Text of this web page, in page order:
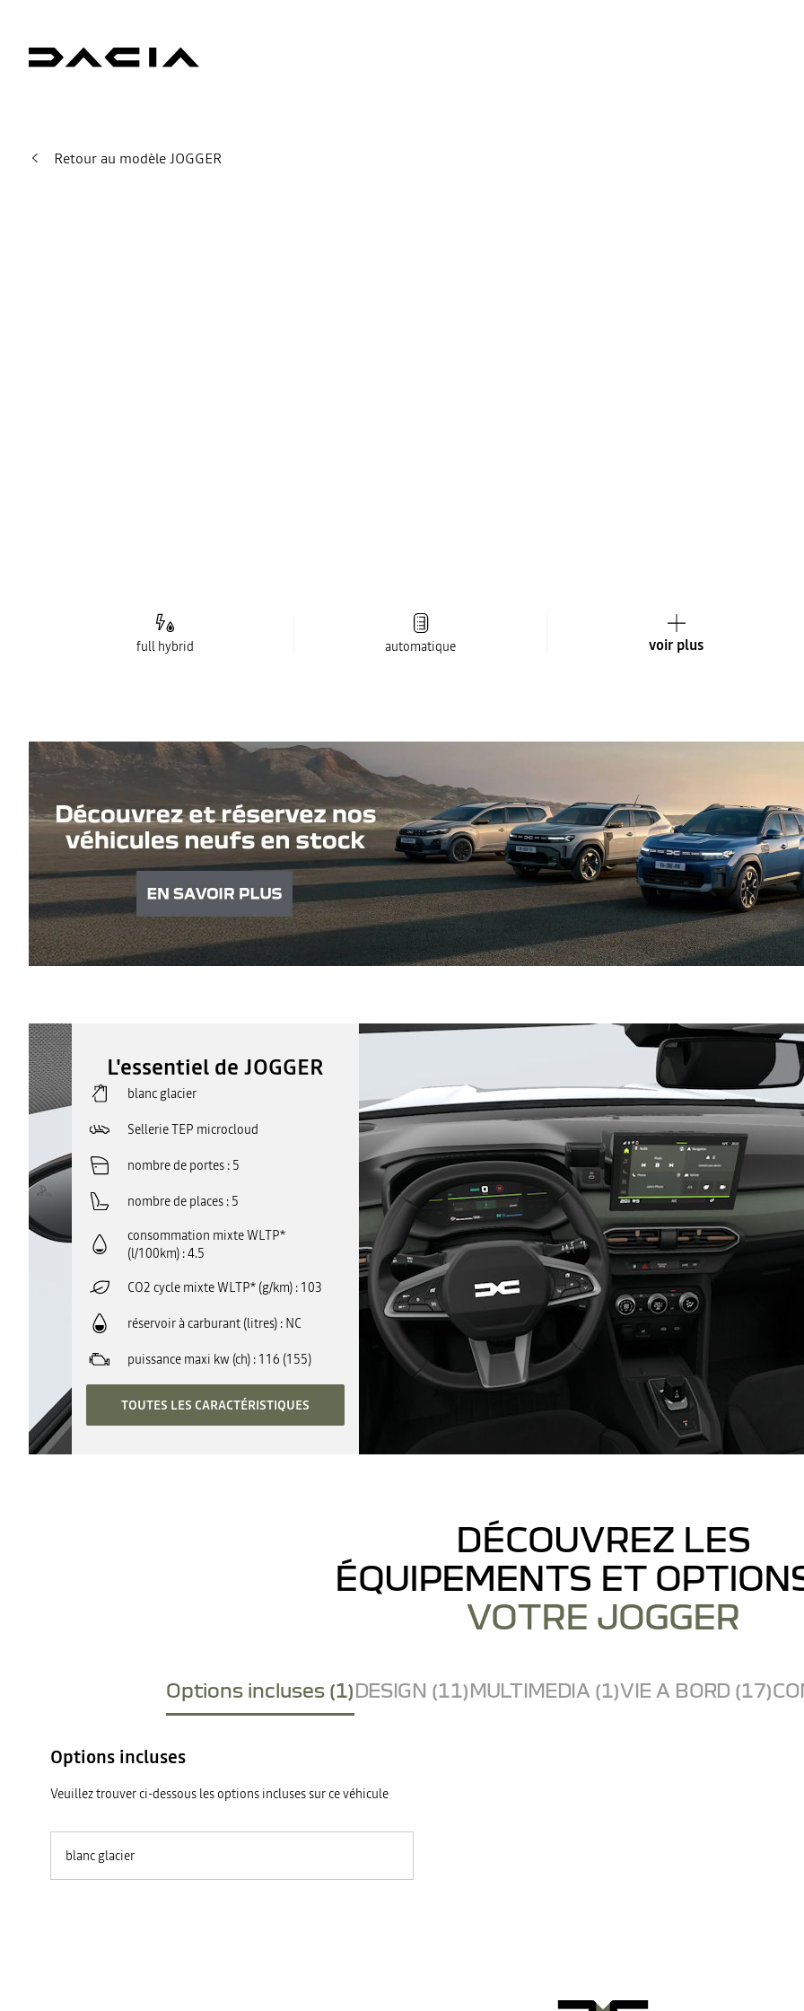
Retour au modèle JOGGER
full hybrid automatique voir plus
L'essentiel de JOGGER
blanc glacier
Sellerie TEP microcloud
nombre de portes 5
nombre de places 5
consommation mixte WLTP*
(l/100km) 4.5
CO2 cycle mixte WLTP* (g/km) 103
réservoir à carburant (litres) NC
puissance maxi kw (ch) 116 (155)
TOUTES LES CARACTÉRISTIQUES
DÉCOUVREZ LES
ÉQUIPEMENTS ET
VOTRE JOGGER
Options incluses (1)DESIGN (11)MULTIMEDIA (1)VIE A BORD (17)
Options incluses
Veuillez trouver ci-dessous les options incluses sur ce véhicule
blanc glacier